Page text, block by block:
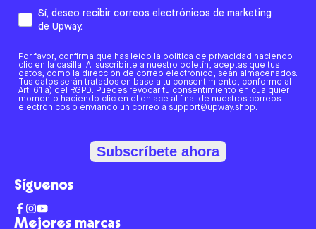
Mejores marcas
Sí, deseo recibir correos electrónicos de marketing
de Upway.
Por favor, confirma que has leído la política de privacidad haciendo
clic en la casilla. Al suscribirte a nuestro boletín, aceptas que tus
datos, como la dirección de correo electrónico, sean almacenados.
Tus datos serán tratados en base a tu consentimiento, conforme al
Art. 6.1 a) del RGPD. Puedes revocar tu consentimiento en cualquier
momento haciendo clic en el enlace al final de nuestros correos
electrónicos o enviando un correo a support@upway.shop.
Subscríbete ahora
Síguenos